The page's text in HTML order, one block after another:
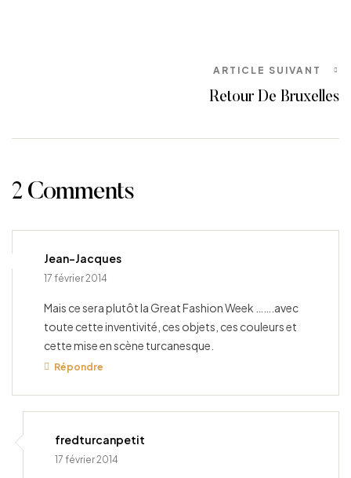
ARTICLE SUIVANT
Retour De Bruxelles
2 Comments
Jean-Jacques
17 février 2014
Mais ce sera plutôt la Great Fashion Week …….avec
toute cette inventivité, ces objets, ces couleurs et
cette mise en scène turcanesque.
Répondre
fredturcanpetit
17 février 2014